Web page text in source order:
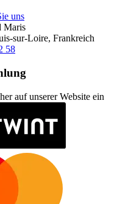
uns
Maris
sur-Loire, Frankreich
58
auf unserer Website ein